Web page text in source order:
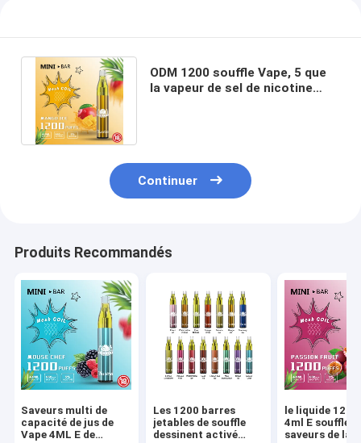
ODM 1200 souffle Vape, 5 que
la vapeur de sel de nicotine
Continuer
Produits Recommandés
Saveurs multi de
capacité de jus de
Vape 4ML E de
Les 1200 barres
jetables de souffle
dessinent activé
le liquide 1200
4ml E souffle
saveurs de la